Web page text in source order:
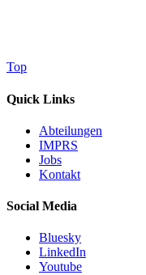
Top
Quick Links
Abteilungen
IMPRS
Jobs
Kontakt
Social Media
Bluesky
LinkedIn
Youtube